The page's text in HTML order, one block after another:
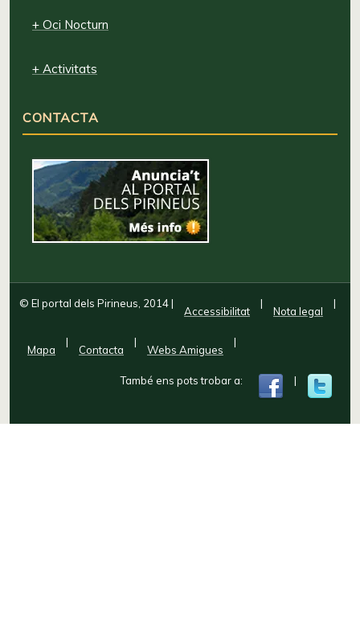
+ Oci Nocturn
+ Activitats
CONTACTA
© El portal dels Pirineus, 2014|
Accessibilitat
|
Nota legal
|
Mapa
|
Contacta
|
Webs Amigues
|
També ens pots trobar a: |